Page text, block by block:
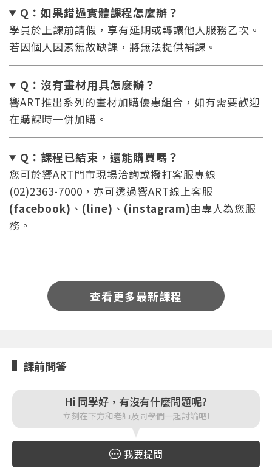
登入
忘記密碼 註冊
重設密碼
取消
Q：如果錯過實體課程怎麼辦？
學員於上課前請假，享有延期或轉讓他人服務乙次。
若因個人因素無故缺課，將無法提供補課。
Q：沒有畫材用具怎麼辦？
響ART推出系列的畫材加購優惠組合，如有需要歡迎
在購課時一併加購。
Q：課程已結束，還能購買嗎？
您可於響ART門市現場洽詢或撥打客服專線
(02)2363-7000，亦可透過響ART線上客服
(facebook) 、 (line) 、 (instagram)由專人為您服
務。
查看更多最新課程
課前問答
Hi 同學好，有沒有什麼問題呢?
立刻在下方和老師及同學們一起討論吧!
我要提問